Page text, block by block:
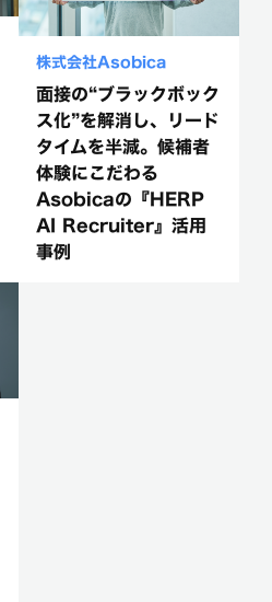
株式会社Asobica
面接の“ブラックボック
ス化”を解消し、リード
タイムを半減。候補者
体験にこだわる
Asobicaの『HERP
AI Recruiter』活用
事例